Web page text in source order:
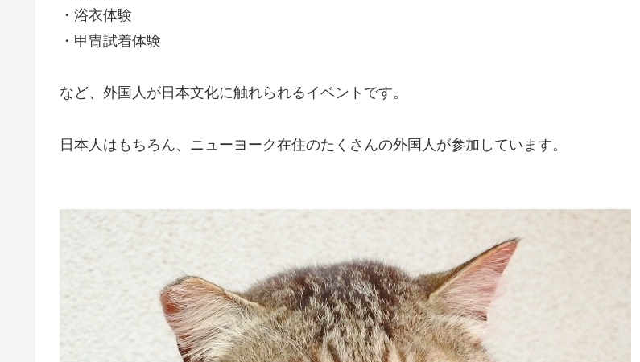
・浴衣体験
・甲冑試着体験
など、外国人が日本文化に触れられるイベントです。
日本人はもちろん、ニューヨーク在住のたくさんの外国人が参加しています。